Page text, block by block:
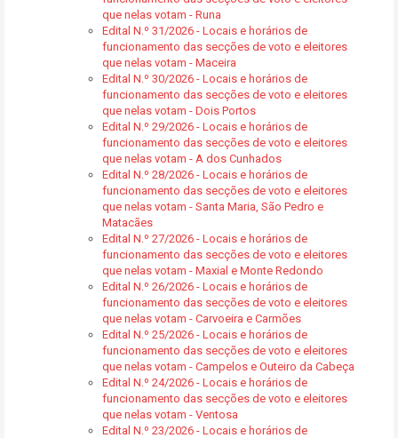
que nelas votam - Runa
Edital N.º 31/2026 - Locais e horários de
funcionamento das secções de voto e eleitores
que nelas votam - Maceira
Edital N.º 30/2026 - Locais e horários de
funcionamento das secções de voto e eleitores
que nelas votam - Dois Portos
Edital N.º 29/2026 - Locais e horários de
funcionamento das secções de voto e eleitores
que nelas votam - A dos Cunhados
Edital N.º 28/2026 - Locais e horários de
funcionamento das secções de voto e eleitores
que nelas votam - Santa Maria, São Pedro e
Matacães
Edital N.º 27/2026 - Locais e horários de
funcionamento das secções de voto e eleitores
que nelas votam - Maxial e Monte Redondo
Edital N.º 26/2026 - Locais e horários de
funcionamento das secções de voto e eleitores
que nelas votam - Carvoeira e Carmões
Edital N.º 25/2026 - Locais e horários de
funcionamento das secções de voto e eleitores
que nelas votam - Campelos e Outeiro da Cabeça
Edital N.º 24/2026 - Locais e horários de
funcionamento das secções de voto e eleitores
que nelas votam - Ventosa
Edital N.º 23/2026 - Locais e horários de